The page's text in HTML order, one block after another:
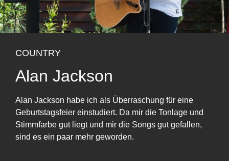
COUNTRY
Alan Jackson
Alan Jackson habe ich als Überraschung für eine
Geburtstagsfeier einstudiert. Da mir die Tonlage und
Stimmfarbe gut liegt und mir die Songs gut gefallen,
sind es ein paar mehr geworden.